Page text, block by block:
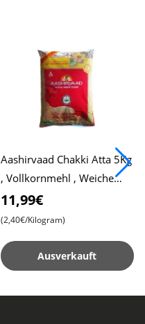
Aashirvaad Chakki Atta 5Kg
, Vollkornmehl , Weiche
Roti , Chapati
11,99€
(2,40€/Kilogram)
Ausverkauft